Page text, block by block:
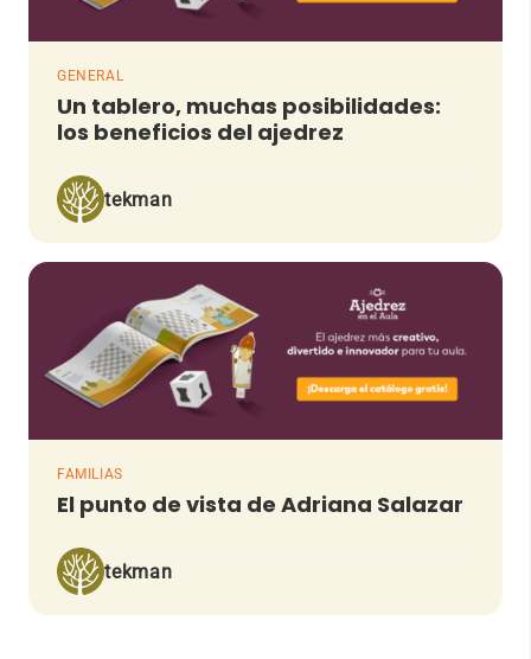
GENERAL
Un tablero, muchas posibilidades:
los beneficios del ajedrez
tekman
FAMILIAS
El punto de vista de Adriana Salazar
tekman